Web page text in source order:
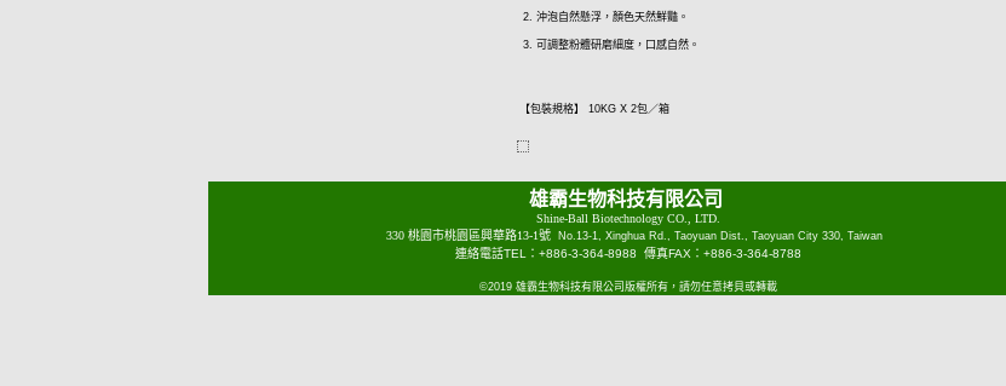
2. 沖泡自然懸浮，顏色天然鮮豔。
3. 可調整粉體研磨細度，口感自然。
【包裝規格】 10KG X 2包／箱
雄霸生物科技有限公司
Shine-Ball Biotechnology CO., LTD.
330 桃園市桃園區興華路13-1號
No.13-1, Xinghua Rd., Taoyuan Dist., Taoyuan City 330, Taiwan
連絡電話TEL：+886-3-364-8988 傳真FAX：+886-3-364-8788
©2019 雄霸生物科技有限公司版權所有，請勿任意拷貝或轉載